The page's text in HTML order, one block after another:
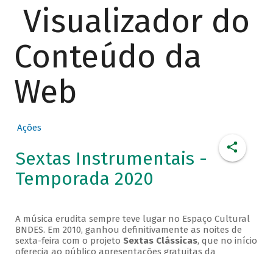
Visualizador do
Conteúdo da
Web
Ações
Sextas Instrumentais -
Temporada 2020
A música erudita sempre teve lugar no Espaço Cultural
BNDES. Em 2010, ganhou definitivamente as noites de
sexta-feira com o projeto Sextas Clássicas, que no início